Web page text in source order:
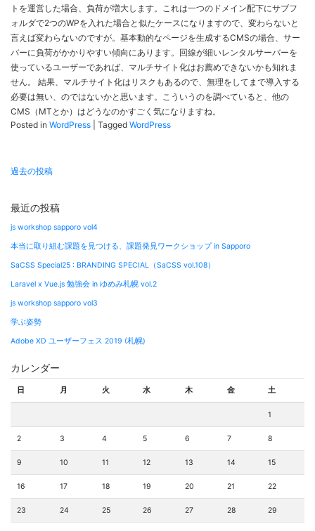
トを運営した場合、負荷が増大します。これは一つのドメイン配下にサブフ
ォルダで2つのWPを入れた場合と似たケースになりますので、変わらないと
言えば変わらないのですが。基本動的なページを生成するCMSの場合、サー
バーに負荷がかかりやすい傾向にあります。回線が細いレンタルサーバーを
使っているユーザーであれば、マルチサイト化はお薦めできないかも知れま
せん。 結果、マルチサイト化はリスクもあるので、無理をしてまで導入する
必要は無い、のではないかと思います。こういうのを調べていると、他の
CMS（MTとか）はどうなのかすごく気になりますね。
Posted in WordPress Tagged WordPress
投
ナ
ビ
ゲ
ー
シ
ョ
過去の投稿
最近の投稿
js workshop sapporo vol4
本当に取り組む課題を見つける、課題発見ワークショップ in Sapporo
SaCSS Special25 : BRANDING SPECIAL（SaCSS vol.108）
Laravel x Vue.js 勉強会 in ゆめみ札幌 vol.2
js workshop sapporo vol3
学ぶ姿勢
Adobe XD ユーザーフェス 2019 (札幌)
カレンダー
日 月 火 水 木 金 土
1
2 3 4 5 6 7 8
9 10 11 12 13 14 15
16 17 18 19 20 21 22
23 24 25 26 27 28 29